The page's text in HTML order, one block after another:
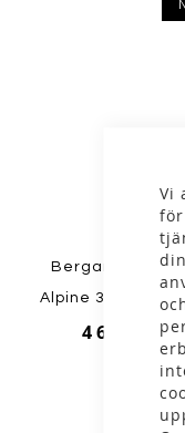
Vi
din
Bergans - W
Alpine 3L Shell
4 699,00 kr